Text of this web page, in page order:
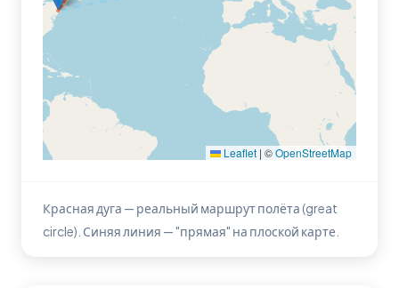
Leaflet | ©OpenStreetMap
Красная дуга — реальный маршрут полёта (great
circle). Синяя линия — "прямая" на плоской карте.